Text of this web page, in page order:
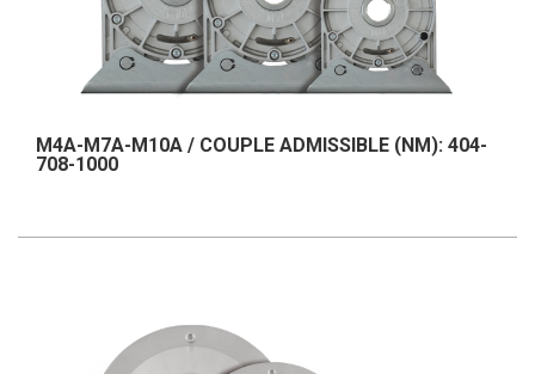
M4A-M7A-M10A / COUPLE ADMISSIBLE (NM): 404-
708-1000